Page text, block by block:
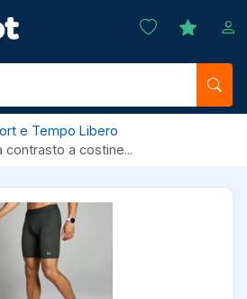
e Tempo Libero
contrasto a costine...